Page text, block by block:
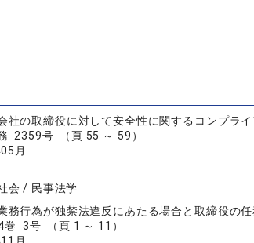
社の取締役に対して安全性に関するコンプラ
2359号 （頁 55 ～ 59）
月
会 / 民事法学
務行為が独禁法違反にあたる場合と取締役の
3号 （頁 1 ～ 11）